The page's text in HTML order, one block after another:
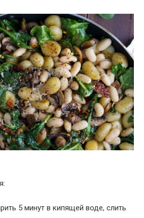
5 минут в кипящей воде, слить